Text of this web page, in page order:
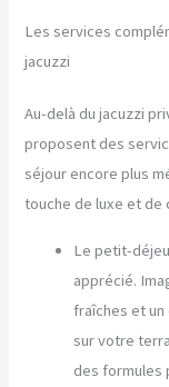
Les services
jacuzzi
Au-delà du jacuzzi
proposent des
séjour encore plus
touche de luxe et
Le petit-
apprécié.
fraîches et
sur votre
des formules